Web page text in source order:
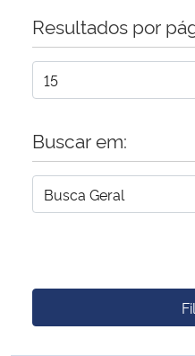
Resultados por
Buscar em: